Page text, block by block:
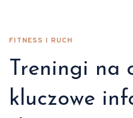
FITNESS I RUCH
Treningi na
kluczowe